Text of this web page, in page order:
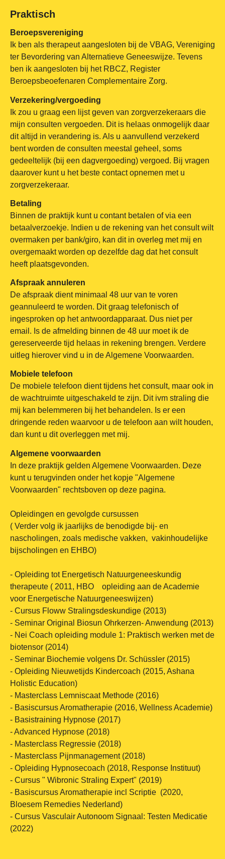
Praktisch
Beroepsvereniging
Ik ben als therapeut aangesloten bij de VBAG, Vereniging
ter Bevordering van Alternatieve Geneeswijze. Tevens
ben ik aangesloten bij het RBCZ, Register
Beroepsbeoefenaren Complementaire Zorg.
Verzekering/vergoeding
Ik zou u graag een lijst geven van zorgverzekeraars die
mijn consulten vergoeden. Dit is helaas onmogelijk daar
dit altijd in verandering is. Als u aanvullend verzekerd
bent worden de consulten meestal geheel, soms
gedeeltelijk (bij een dagvergoeding) vergoed. Bij vragen
daarover kunt u het beste contact opnemen met u
zorgverzekeraar.
Betaling
Binnen de praktijk kunt u contant betalen of via een
betaalverzoekje. Indien u de rekening van het consult wilt
overmaken per bank/giro, kan dit in overleg met mij en
overgemaakt worden op dezelfde dag dat het consult
heeft plaatsgevonden.
Afspraak annuleren
De afspraak dient minimaal 48 uur van te voren
geannuleerd te worden. Dit graag telefonisch of
ingesproken op het antwoordapparaat. Dus niet per
email. Is de afmelding binnen de 48 uur moet ik de
gereserveerde tijd helaas in rekening brengen. Verdere
uitleg hierover vind u in de Algemene Voorwaarden.
Mobiele telefoon
De mobiele telefoon dient tijdens het consult, maar ook in
de wachtruimte uitgeschakeld te zijn. Dit ivm straling die
mij kan belemmeren bij het behandelen. Is er een
dringende reden waarvoor u de telefoon aan wilt houden,
dan kunt u dit overleggen met mij.
Algemene voorwaarden
In deze praktijk gelden Algemene Voorwaarden. Deze
kunt u terugvinden onder het kopje "Algemene
Voorwaarden" rechtsboven op deze pagina.
Opleidingen en gevolgde cursussen
( Verder volg ik jaarlijks de benodigde bij- en
nascholingen, zoals medische vakken, vakinhoudelijke
bijscholingen en EHBO)
- Opleiding tot Energetisch Natuurgeneeskundig
therapeute ( 2011, HBO opleiding aan de Academie
voor Energetische Natuurgeneeswijzen)
- Cursus Floww Stralingsdeskundige (2013)
- Seminar Original Biosun Ohrkerzen- Anwendung (2013)
- Nei Coach opleiding module 1: Praktisch werken met de
biotensor (2014)
- Seminar Biochemie volgens Dr. Schüssler (2015)
- Opleiding Nieuwetijds Kindercoach (2015, Ashana
Holistic Education)
- Masterclass Lemniscaat Methode (2016)
- Basiscursus Aromatherapie (2016, Wellness Academie)
- Basistraining Hypnose (2017)
- Advanced Hypnose (2018)
- Masterclass Regressie (2018)
- Masterclass Pijnmanagement (2018)
- Opleiding Hypnosecoach (2018, Response Instituut)
- Cursus " Wibronic Straling Expert" (2019)
- Basiscursus Aromatherapie incl Scriptie (2020,
Bloesem Remedies Nederland)
- Cursus Vasculair Autonoom Signaal: Testen Medicatie
(2022)